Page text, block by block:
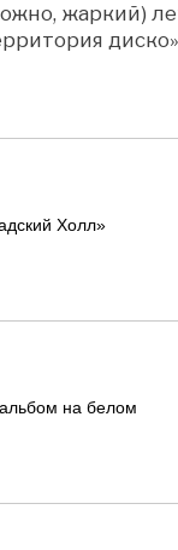
жаркий)
Холл»
на белом